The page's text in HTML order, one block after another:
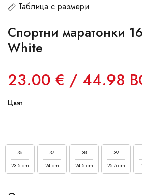
Таблица с размери
Спортни маратонки
White
23.00 € / 44.98
Цвят
36
23.5 cm
37
24 cm
38
24.5 cm
39
25.5 cm